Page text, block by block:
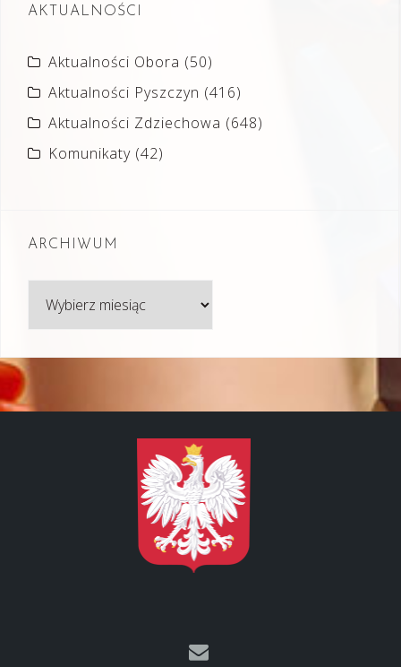
AKTUALNOŚCI
Aktualności Obora (50)
Aktualności Pyszczyn (416)
Aktualności Zdziechowa (648)
Komunikaty (42)
ARCHIWUM